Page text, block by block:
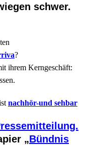
schwer.
?
ihrem Kerngeschäft:
nachhör-und sehbar
„Bündnis